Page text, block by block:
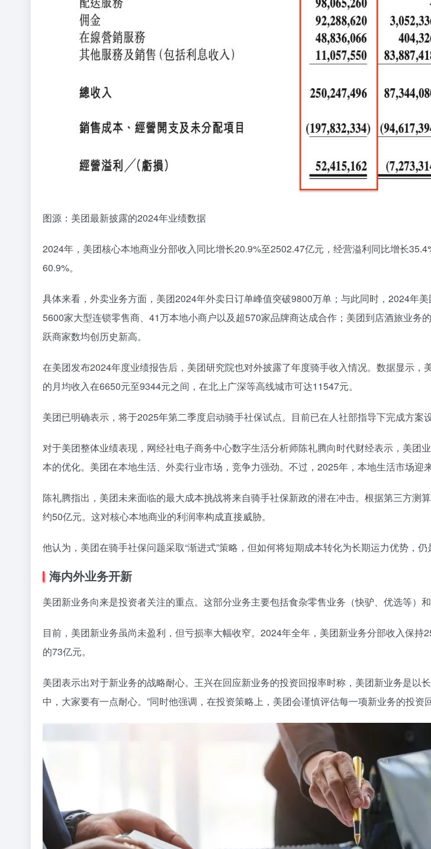
图源：美团最新披露的2024年业绩数据
2024年，美团核心本地商业分部收入同比增长20.9%至2502.47亿元，经营溢利同比增长
60.9%。
具体来看，外卖业务方面，美团2024年外卖日订单峰值突破9800万单；与此同时，2024年
5600家大型连锁零售商、41万本地小商户以及超570家品牌商达成合作；美团到店酒旅业
跃商家数均创历史新高。
在美团发布2024年度业绩报告后，美团研究院也对外披露了年度骑手收入情况。数据显示
的月均收入在6650元至9344元之间，在北上广深等高线城市可达11547元。
美团已明确表示，将于2025年第二季度启动骑手社保试点。目前已在人社部指导下完成方案
对于美团整体业绩表现，网经社电子商务中心数字生活分析师陈礼腾向时代财经表示，美
本的优化。美团在本地生活、外卖行业市场，竞争力强劲。不过，2025年，本地生活市场迎来
陈礼腾指出，美团未来面临的最大成本挑战将来自骑手社保新政的潜在冲击。根据第三方
约50亿元。这对核心本地商业的利润率构成直接威胁。
他认为，美团在骑手社保问题采取“渐进式”策略，但如何将短期成本转化为长期运力优势，仍
海内外业务开新
美团新业务向来是投资者关注的重点。这部分业务主要包括食杂零售业务（快驴、优选等）
目前，美团新业务虽尚未盈利，但亏损率大幅收窄。2024年全年，美团新业务分部收入保
的73亿元。
美团表示出对于新业务的战略耐心。王兴在回应新业务的投资回报率时称，美团新业务是以
中，大家要有一点耐心。”同时他强调，在投资策略上，美团会谨慎评估每一项新业务的投资